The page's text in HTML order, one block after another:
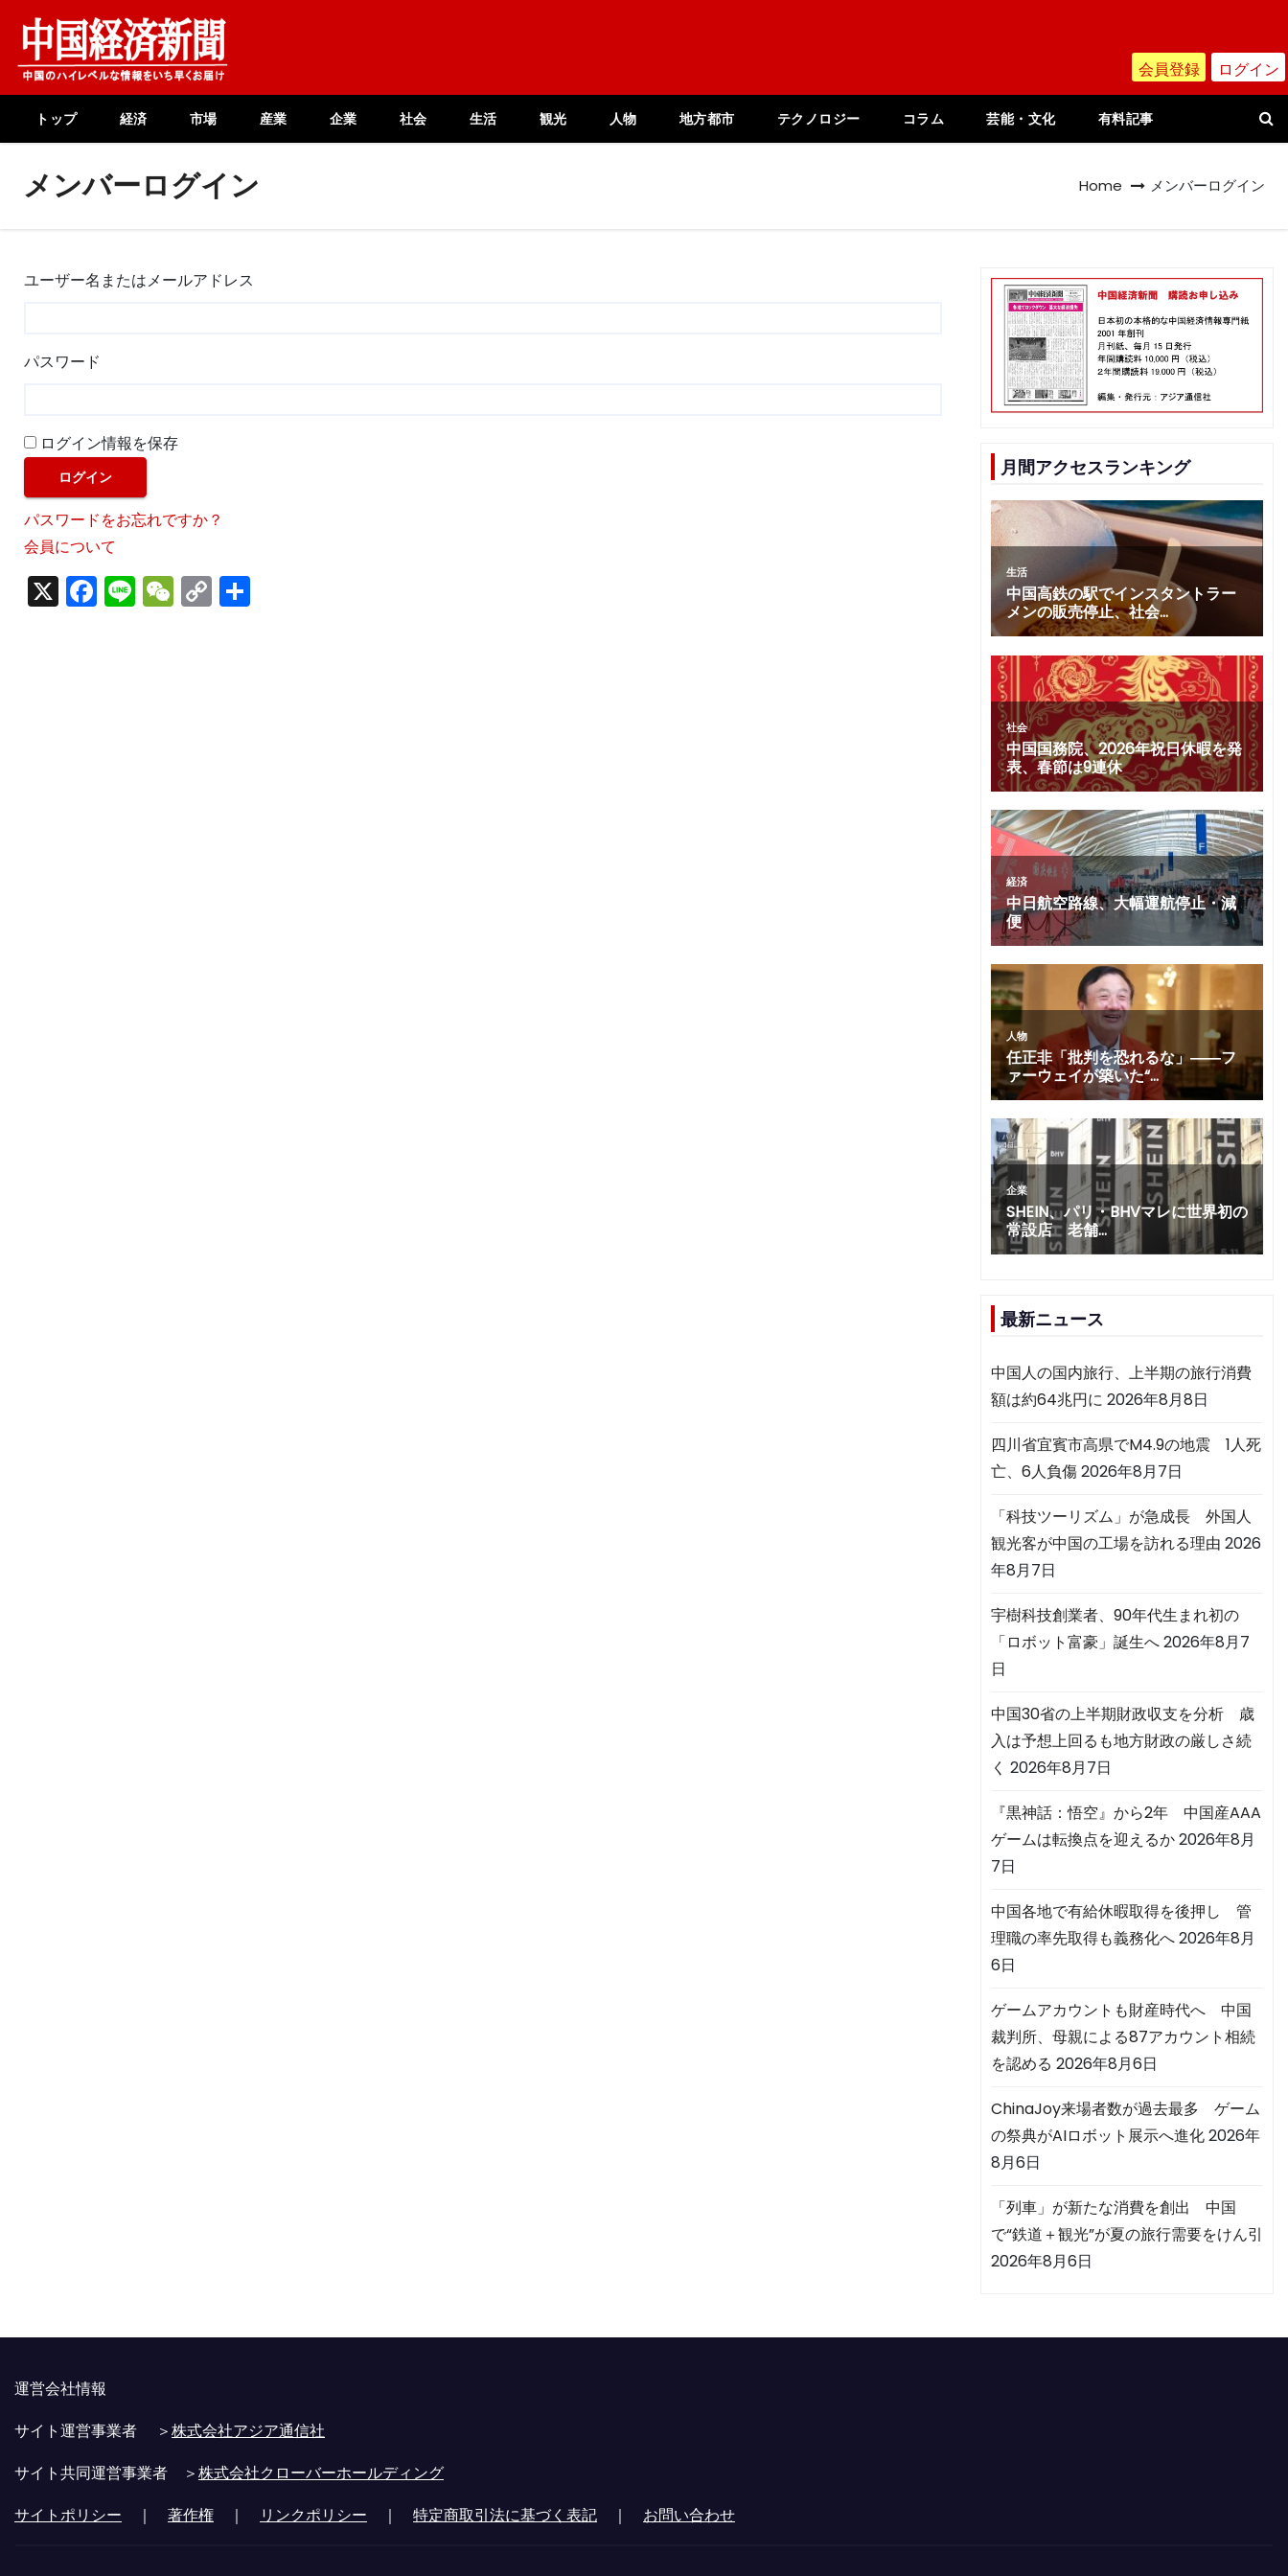
content
会員登録 ログイン
トップ 経済 市場 産業 企業 社会 生活 観光 人物 地方都市 テクノロジー コラム 芸能・文化 有料記事
メンバーログイン Home メンバーログイン
ユーザー名またはメールアドレス
パスワード
ログイン情報を保存
パスワードをお忘れですか？
会員について
X F
a
Li
n
W
e
C
o
月間アクセスランキング
最新ニュース
中国人の国内旅行、上半期の旅行消費
額は約64兆円に 2026年8月8日
四川省宜賓市高県でM4.9の地震 1人死
亡、6人負傷2026年8月7日
「科技ツーリズム」が急成長 外国人
観光客が中国の工場を訪れる理由 2026
年8月7日
宇樹科技創業者、90年代生まれ初の
「ロボット富豪」誕生へ2026年8月7
日
中国30省の上半期財政収支を分析 歳
入は予想上回るも地方財政の厳しさ続
く 2026年8月7日
『黒神話：悟空』から2年 中国産AAA
ゲームは転換点を迎えるか2026年8月
7日
中国各地で有給休暇取得を後押し 管
理職の率先取得も義務化へ2026年8月
6日
ゲームアカウントも財産時代へ 中国
裁判所、母親による87アカウント相続
を認める 2026年8月6日
ChinaJoy来場者数が過去最多 ゲーム
の祭典がAIロボット展示へ進化2026年
8月6日
「列車」が新たな消費を創出 中国
で“鉄道＋観光”が夏の旅行需要をけん引
2026年8月6日
運営会社情報
サイト運営事業者 ＞株式会社アジア通信社
サイト共同運営事業者 ＞株式会社クローバーホールディング
サイトポリシー ｜ 著作権 ｜ リンクポリシー ｜ 特定商取引法に基づく表記 ｜ お問い合わせ